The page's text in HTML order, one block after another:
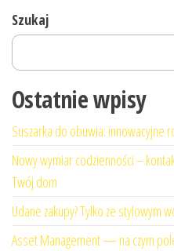
Szukaj
Ostatnie wpisy
Suszarka do obuwia: innowacyjne
Nowy wymiar codzienności –
Twój dom
Udane zakupy? Tylko ze stylowym
Asset Management — na czym